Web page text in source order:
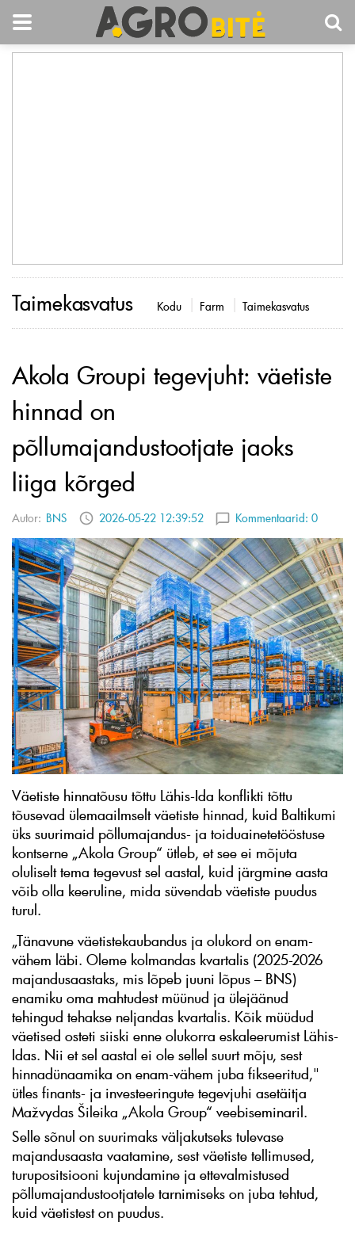
Taimekasvatus Kodu Farm Taimekasvatus
Akola Groupi tegevjuht: väetiste
hinnad on
põllumajandustootjate jaoks
liiga kõrged
Autor: BNS 2026-05-22 12:39:52 Kommentaarid: 0
Väetiste hinnatõusu tõttu Lähis-Ida konflikti tõttu
tõusevad ülemaailmselt väetiste hinnad, kuid Baltikumi
üks suurimaid põllumajandus- ja toiduainetetööstuse
kontserne „Akola Group“ ütleb, et see ei mõjuta
oluliselt tema tegevust sel aastal, kuid järgmine aasta
võib olla keeruline, mida süvendab väetiste puudus
turul.
„Tänavune väetistekaubandus ja olukord on enam-
vähem läbi. Oleme kolmandas kvartalis (2025-2026
majandusaastaks, mis lõpeb juuni lõpus – BNS)
enamiku oma mahtudest müünud ja ülejäänud
tehingud tehakse neljandas kvartalis. Kõik müüdud
väetised osteti siiski enne olukorra eskaleerumist Lähis-
Idas. Nii et sel aastal ei ole sellel suurt mõju, sest
hinnadünaamika on enam-vähem juba fikseeritud,"
ütles finants- ja investeeringute tegevjuhi asetäitja
Mažvydas Šileika „Akola Group“ veebiseminaril.
Selle sõnul on suurimaks väljakutseks tulevase
majandusaasta vaatamine, sest väetiste tellimused,
turupositsiooni kujundamine ja ettevalmistused
põllumajandustootjatele tarnimiseks on juba tehtud,
kuid väetistest on puudus.